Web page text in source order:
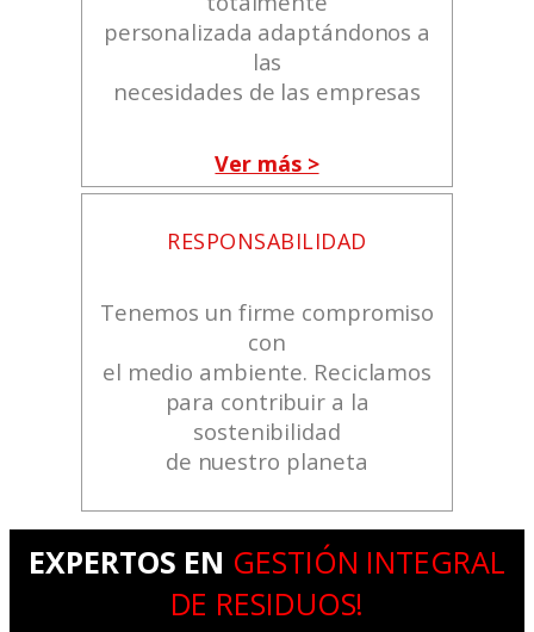
personalizada adaptándonos a
las
necesidades de las empresas
Ver más >
RESPONSABILIDAD
Tenemos un firme compromiso
con
el medio ambiente. Reciclamos
para contribuir a la
sostenibilidad
de nuestro planeta
EXPERTOS EN GESTIÓN INTEGRAL
DE RESIDUOS!